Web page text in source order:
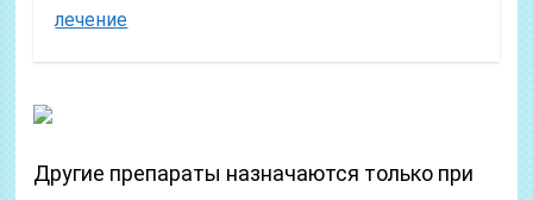
лечение
Другие препараты назначаются только при